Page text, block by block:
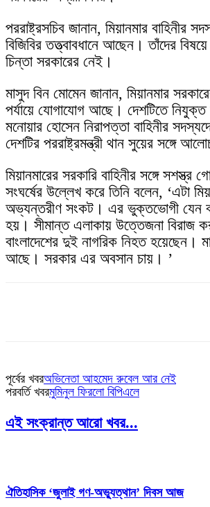
পররাষ্ট্রসচিব জানান, মিয়ানমার বাহিনীর
বিজিবির তত্ত্বাবধানে আছেন। তাঁদের বিষয়ে
চিন্তা সরকারের নেই।
মাসুদ বিন মোমেন জানান, মিয়ানমার
পর্যায়ে যোগাযোগ আছে। দেশটিতে নিযুক্ত
মনোয়ার হোসেন নিরাপত্তা বাহিনীর
দেশটির পররাষ্ট্রমন্ত্রী থান সুয়ের সঙ্গে
মিয়ানমারের সরকারি বাহিনীর সঙ্গে সশস্ত্র
সংঘর্ষের উল্লেখ করে তিনি বলেন, ‘এটা
অভ্যন্তরীণ সংকট। এর ভুক্তভোগী যেন
হয়। সীমান্ত এলাকায় উত্তেজনা বিরাজ
বাংলাদেশের দুই নাগরিক নিহত
আছে। সরকার এর অবসান চায়। ’
পূর্বের খবরঅভিনেতা আহমেদ রুবেল আর নেই
পরবর্তি খবরমুমিনুল ফিরলো বিপিএলে
এই সংক্রান্ত আরো খবর...
ঐতিহাসিক ‘জুলাই গণ-অভ্যুত্থান’ দিবস আজ